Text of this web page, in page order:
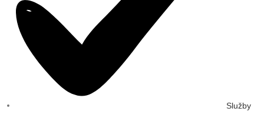
Služby